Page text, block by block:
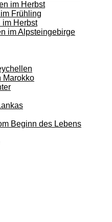
im Herbst
Frühling
im Herbst
im Alpsteingebirge
Marokko
Beginn des Lebens